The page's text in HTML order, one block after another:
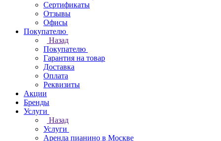
Сертификаты
Отзывы
Офисы
Покупателю
Назад
Покупателю
Гарантия на товар
Доставка
Оплата
Реквизиты
Акции
Бренды
Услуги
Назад
Услуги
Аренда пианино в Москве